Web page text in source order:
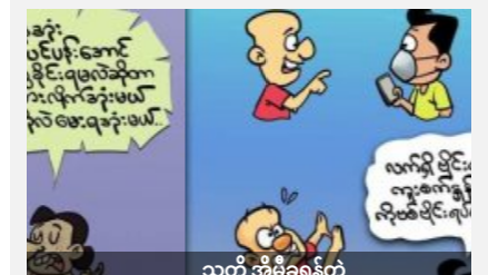
သတိ အိုမီခရွန်တဲ့